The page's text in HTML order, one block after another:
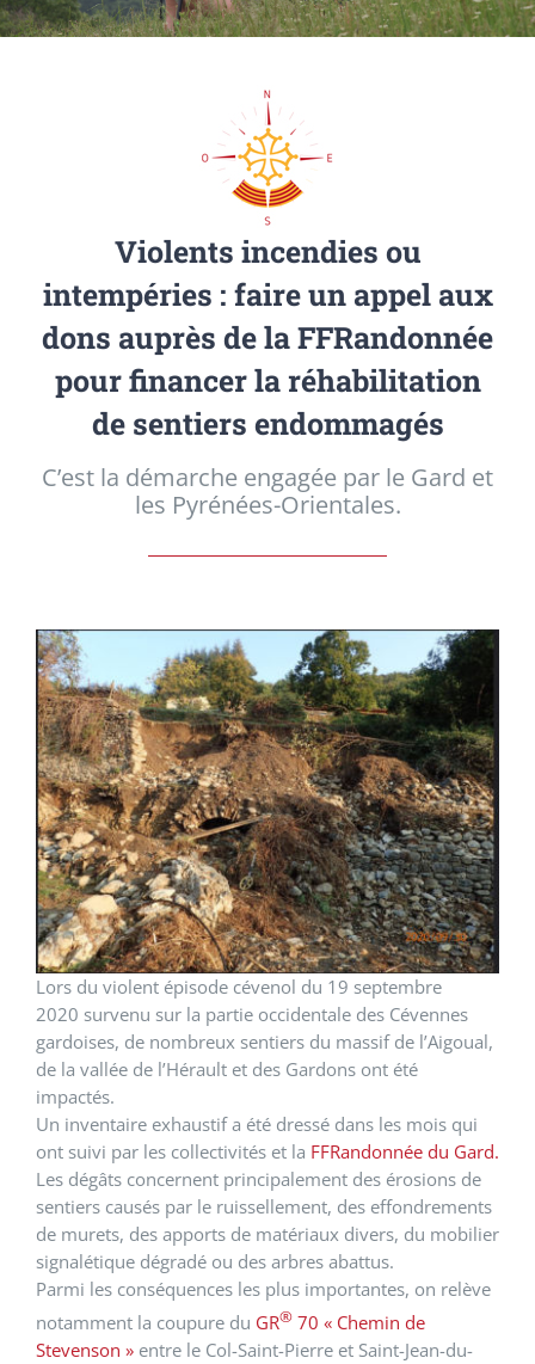
Violents incendies ou
intempéries : faire un appel aux
dons auprès de la FFRandonnée
pour financer la réhabilitation
de sentiers endommagés
C’est la démarche engagée par le Gard et
les Pyrénées-Orientales.
Lors du violent épisode cévenol du 19 septembre
2020 survenu sur la partie occidentale des Cévennes
gardoises, de nombreux sentiers du massif de l’Aigoual,
de la vallée de l’Hérault et des Gardons ont été
impactés.
Un inventaire exhaustif a été dressé dans les mois qui
ont suivi par les collectivités et la FFRandonnée du Gard.
Les dégâts concernent principalement des érosions de
sentiers causés par le ruissellement, des effondrements
de murets, des apports de matériaux divers, du mobilier
signalétique dégradé ou des arbres abattus.
Parmi les conséquences les plus importantes, on relève
notamment la coupure du GR® 70 « Chemin de
Stevenson » entre le Col-Saint-Pierre et Saint-Jean-du-